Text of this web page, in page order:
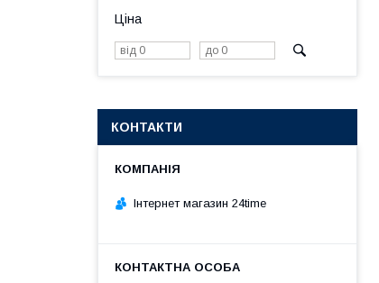
Ціна
КОНТАКТИ
Інтернет магазин 24time